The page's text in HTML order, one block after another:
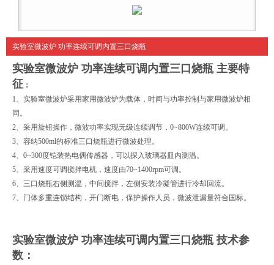
实验室微波炉 功率连续可调内置三口烧瓶
实验室微波炉 功率连续可调内置三口烧瓶 主要特
征 ：
1、实验室微波炉采用家用微波炉为载体，时间与功率控制与家用微波炉相
同。
2、采用旋钮操作，微波功率实现无级连续调节，0~800W连续可调。
3、容纳500ml的标准三口烧瓶进行微波处理。
4、0~300度铠装热电偶传感器，可以探入玻璃器皿内测温。
5、采用速度可调搅拌电机，速度由70~1400rpm可调。
6、三口烧瓶右侧测温，中间搅拌，左侧安装冷凝管进行冷却回流。
7、门体多重连锁结构，开门断电，保护操作人员，微波泄漏量符合国标。
实验室微波炉 功率连续可调内置三口烧瓶 技术参
数：